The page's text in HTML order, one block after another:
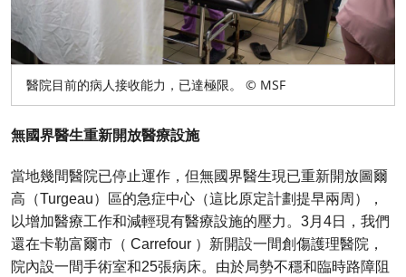
醫院目前的病人接收能力，已達極限。 © MSF
無國界醫生重新開放醫療設施
當地幾間醫院已停止運作，但無國界醫生現已重新開放圖爾
高（Turgeau）區的急症中心（這比原定計劃提早兩周），
以增加醫療工作和減輕現有醫療設施的壓力。3月4日，我們
還在卡勒富爾市（ Carrefour ）新開設一間創傷護理醫院，
院內設一間手術室和25張病床。由於局勢不穩和臨時路障阻